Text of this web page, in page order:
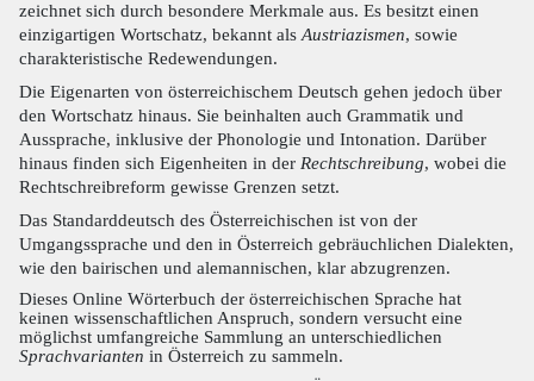
zeichnet sich durch besondere Merkmale aus. Es besitzt einen
einzigartigen Wortschatz, bekannt als Austriazismen, sowie
charakteristische Redewendungen.
Die Eigenarten von österreichischem Deutsch gehen jedoch über
den Wortschatz hinaus. Sie beinhalten auch Grammatik und
Aussprache, inklusive der Phonologie und Intonation. Darüber
hinaus finden sich Eigenheiten in der Rechtschreibung, wobei die
Rechtschreibreform gewisse Grenzen setzt.
Das Standarddeutsch des Österreichischen ist von der
Umgangssprache und den in Österreich gebräuchlichen Dialekten,
wie den bairischen und alemannischen, klar abzugrenzen.
Dieses Online Wörterbuch der österreichischen Sprache hat
keinen wissenschaftlichen Anspruch, sondern versucht eine
möglichst umfangreiche Sammlung an unterschiedlichen
Sprachvarianten in Österreich zu sammeln.